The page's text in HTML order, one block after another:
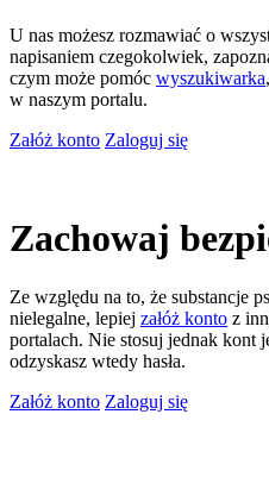
U nas możesz rozmawiać o
napisaniem czegokolwiek,
czym może pomóc wyszukiwarka
w naszym portalu.
Załóż konto Zaloguj się
Zachowaj
Ze względu na to, że substancje
nielegalne, lepiej załóż konto z
portalach. Nie stosuj jednak kont
odzyskasz wtedy hasła.
Załóż konto Zaloguj się